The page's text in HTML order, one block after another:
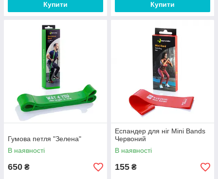
Купити Купити
Гумова петля "Зелена"
В наявності
650 ₴
Еспандер для ніг Mini Bands
Червоний
В наявності
155 ₴